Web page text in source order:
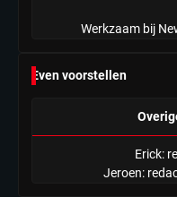
Werkzaam bij
Even voorstellen
Erick:
Jeroen: